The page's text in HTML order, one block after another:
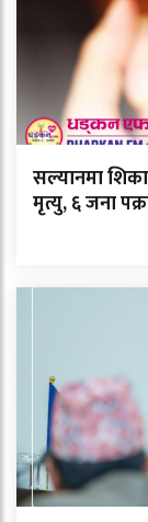
सल्यानमा
मृत्यु, ६ जना